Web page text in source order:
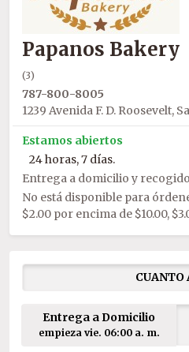
Papanos Bakery
(3)
787-800-8005
1239 Avenida F. D. Roosevelt,
Estamos abiertos
24 horas, 7 días.
Entrega a domicilio y
No está disponible para
$2.00 por encima de $10.00,
CUANTO
Entrega a Domicilio
empieza vie. 06:00 a. m.